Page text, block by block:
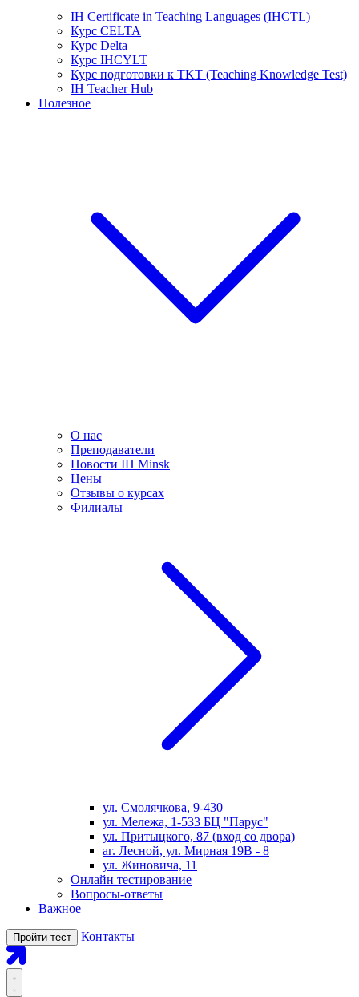
IH Certificate in Teaching Languages (IHCTL)
Курс CELTA
Курс Delta
Курс IHCYLT
Курс подготовки к TKT (Teaching Knowledge Test)
IH Teacher Hub
Полезное
О нас
Преподаватели
Новости IH Minsk
Цены
Отзывы о курсах
Филиалы
ул. Смолячкова, 9-430
ул. Мележа, 1-533 БЦ "Парус"
ул. Притыцкого, 87 (вход со двора)
аг. Лесной, ул. Мирная 19В - 8
ул. Жиновича, 11
Онлайн тестирование
Вопросы-ответы
Важное
Пройти тест Контакты